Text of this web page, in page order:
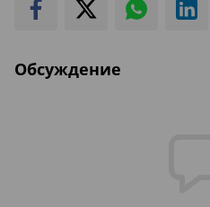
Обсуждение